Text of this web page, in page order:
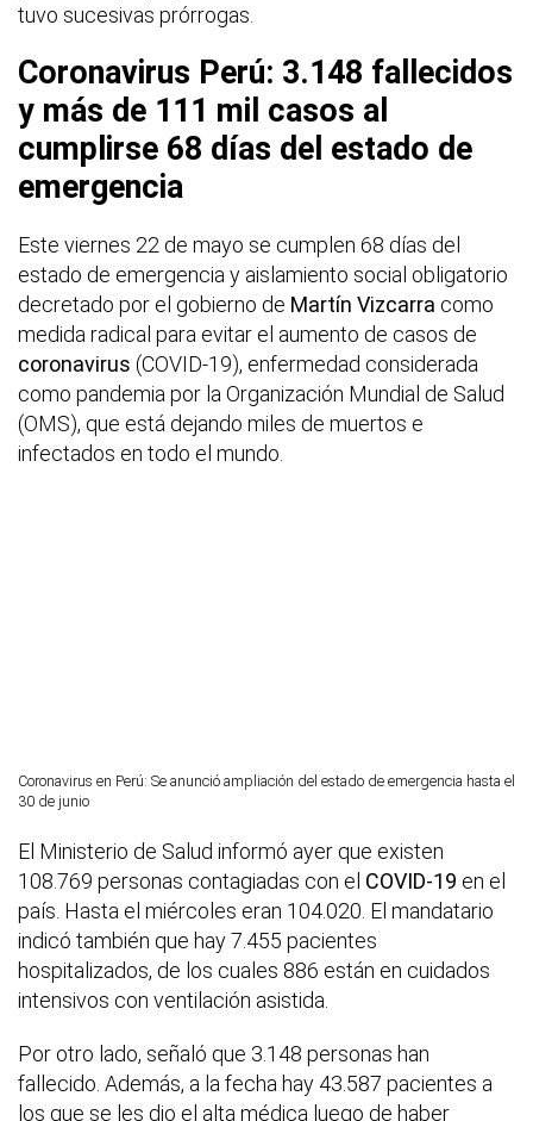
tuvo sucesivas prórrogas.
Coronavirus Perú: 3.148 fallecidos
y más de 111 mil casos al
cumplirse 68 días del estado de
emergencia
Este viernes 22 de mayo se cumplen 68 días del
estado de emergencia y aislamiento social obligatorio
decretado por el gobierno de Martín Vizcarra como
medida radical para evitar el aumento de casos de
coronavirus (COVID-19), enfermedad considerada
como pandemia por la Organización Mundial de Salud
(OMS), que está dejando miles de muertos e
infectados en todo el mundo.
Coronavirus en Perú: Se anunció ampliación del estado de emergencia hasta el
30 de junio
El Ministerio de Salud informó ayer que existen
108.769 personas contagiadas con el COVID-19 en el
país. Hasta el miércoles eran 104.020. El mandatario
indicó también que hay 7.455 pacientes
hospitalizados, de los cuales 886 están en cuidados
intensivos con ventilación asistida.
Por otro lado, señaló que 3.148 personas han
fallecido. Además, a la fecha hay 43.587 pacientes a
los que se les dio el alta médica luego de haber